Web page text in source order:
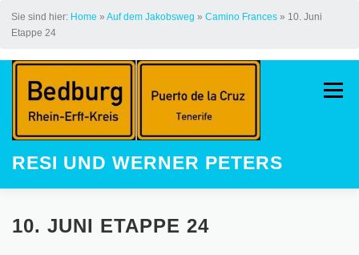
Sie sind hier: Home » Auf dem Jakobsweg » Camino Frances » 10. Juni
Etappe 24
Zum
springen
RESI UND WERNER PETERS
Menü
HOME AUF DEM JAKOBSWEG
10. JUNI ETAPPE 24